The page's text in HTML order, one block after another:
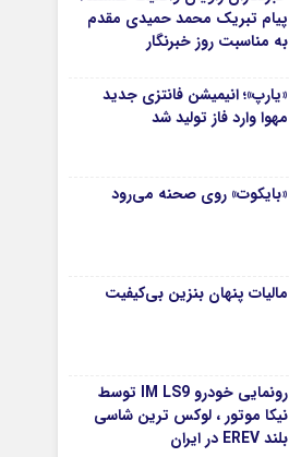
پیام تبریک محمد حمیدی مقدم
به مناسبت روز خبرنگار
«یارپ»؛ انیمیشن فانتزی جدید
مهوا وارد فاز تولید شد
«بایکوت» روی صحنه می‌رود
مالیات پنهان بنزین بی‌کیفیت
رونمایی خودرو IM LS9 توسط
نیکا موتور ، لوکس ترین شاسی
بلند EREV در ایران